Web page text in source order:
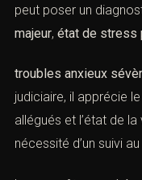
certaines infractions.
peut poser un
majeur,état de stress
troubles anxieux
font